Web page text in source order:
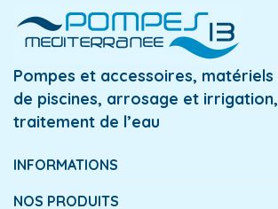
Pompes et accessoires, matériels
de piscines, arrosage et irrigation,
traitement de l’eau
INFORMATIONS
NOS PRODUITS